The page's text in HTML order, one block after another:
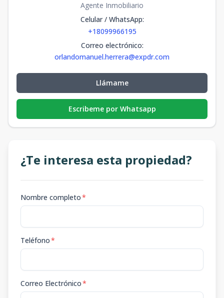
Agente Inmobiliario
Celular / WhatsApp:
+18099966195
Correo electrónico:
orlandomanuel.herrera@expdr.com
Llámame
Escribeme por Whatsapp
¿Te interesa esta propiedad?
Nombre completo*
Teléfono*
Correo Electrónico*